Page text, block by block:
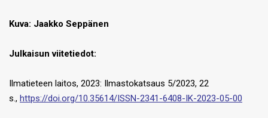
Kuva: Jaakko Seppänen
Julkaisun viitetiedot:
Ilmatieteen laitos, 2023: Ilmastokatsaus 5/2023, 22
s., https://doi.org/10.35614/ISSN-2341-6408-IK-2023-05-00